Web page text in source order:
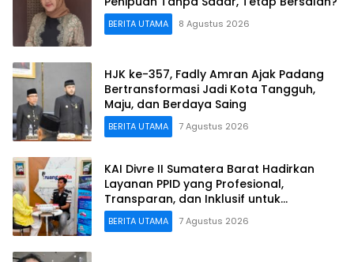
BERITA UTAMA 8 Agustus 2026
HJK ke-357, Fadly Amran Ajak Padang
Bertransformasi Jadi Kota Tangguh,
Maju, dan Berdaya Saing
BERITA UTAMA 7 Agustus 2026
KAI Divre II Sumatera Barat Hadirkan
Layanan PPID yang Profesional,
Transparan, dan Inklusif untuk
Mempermudah Akses Informasi Publik
BERITA UTAMA 7 Agustus 2026